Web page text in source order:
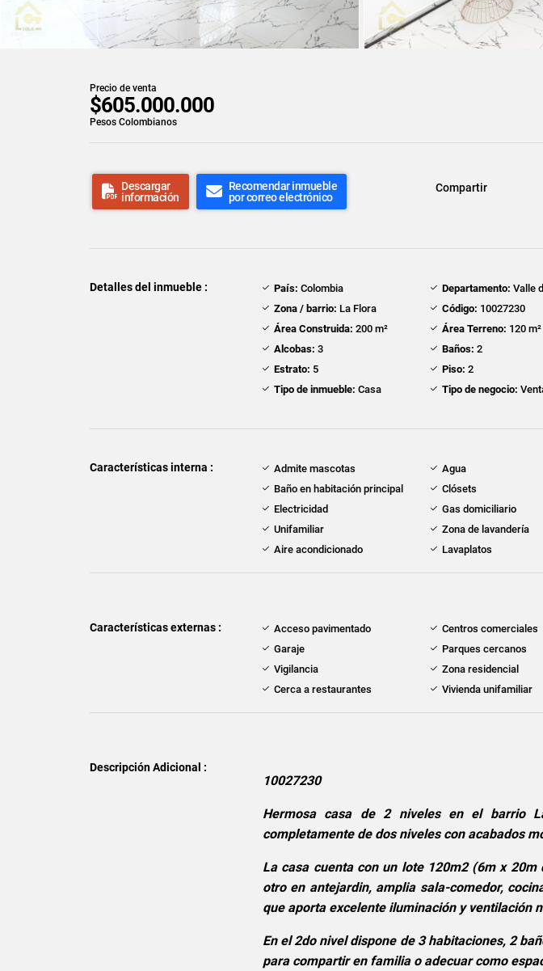
Precio de venta
$605.000.000
Pesos Colombianos
Descargar
información
Recomendar inmueble
por correo electrónico
Compartir
Detalles del inmueble : País: Colombia Departamento: Valle
Zona / barrio: La Flora Código: 10027230
Área Construida: 200 m² Área Terreno: 120 m²
Alcobas: 3 Baños: 2
Estrato: 5 Piso: 2
Tipo de inmueble: Casa Tipo de negocio:
Características interna : Admite mascotas Agua
Baño en habitación principal
Clósets
Electricidad
Gas domiciliario
Unifamiliar
Zona de lavandería
Aire acondicionado
Lavaplatos
Características externas : Acceso pavimentado Centros comerciales
Garaje
Parques cercanos
Vigilancia
Zona residencial
Cerca a restaurantes
Vivienda unifamiliar
Descripción Adicional :
10027230
Hermosa casa de 2 niveles en el barrio
completamente de dos niveles con acabados
La casa cuenta con un lote 120m2 (6m x
otro en antejardin, amplia sala-comedor,
que aporta excelente iluminación y ventilación
En el 2do nivel dispone de 3 habitaciones, 2
para compartir en familia o adecuar como